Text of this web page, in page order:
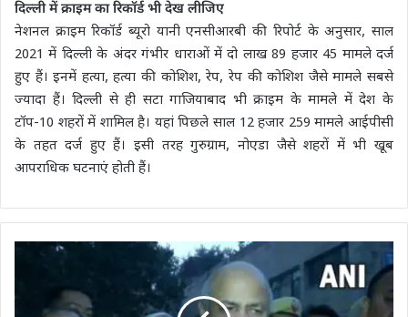
दिल्ली में क्राइम का रिकॉर्ड भी देख लीजिए
नेशनल क्राइम रिकॉर्ड ब्यूरो यानी एनसीआरबी की रिपोर्ट के अनुसार, साल
2021 में दिल्ली के अंदर गंभीर धाराओं में दो लाख 89 हजार 45 मामले दर्ज
हुए हैं। इनमें हत्या, हत्या की कोशिश, रेप, रेप की कोशिश जैसे मामले सबसे
ज्यादा हैं। दिल्ली से ही सटा गाजियाबाद भी क्राइम के मामले में देश के
टॉप-10 शहरों में शामिल है। यहां पिछले साल 12 हजार 259 मामले आईपीसी
के तहत दर्ज हुए हैं। इसी तरह गुरुग्राम, नोएडा जैसे शहरों में भी खूब
आपराधिक घटनाएं होती हैं।